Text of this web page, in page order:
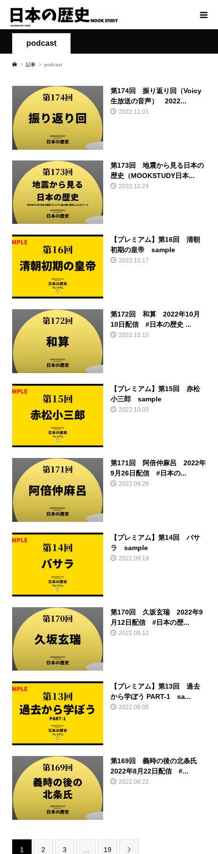
podcast
記事 podcast
第174回 振り返り回（Voicy
生放送の音声） 2022...
2022.11.01
第173回 地震から見る日本の
歴史（MOOKSTUDY日本...
2022.10.24
【プレミアム】第16回 清朝
初期の皇帝 sample
2022.10.17
第172回 和算 2022年10月
10日配信 #日本の歴史 ...
2022.10.10
【プレミアム】第15回 赤松
小三郎 sample
2022.10.03
第171回 阿倍仲麻呂 2022年
9月26日配信 #日本の...
2022.09.26
【プレミアム】第14回 バサ
ラ sample
2022.09.19
第170回 久坂玄瑞 2022年9
月12日配信 #日本の歴...
2022.09.12
【プレミアム】第13回 過去
から学ぼう PART-1 sa...
2022.09.05
第169回 義時の後の北条氏
2022年8月22日配信 #...
2022.08.22
1 2 3 19 